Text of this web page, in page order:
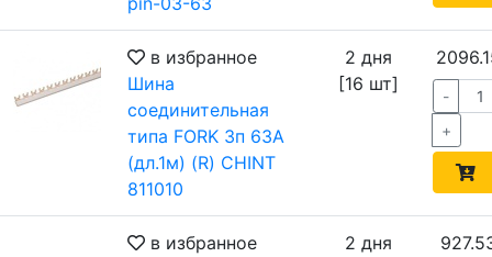
в избранное
Шина
соединительная
типа FORK 3п 63А
(дл.1м) (R) CHINT
811010
2 дня
[16 шт]
-
+
в избранное
2 дня